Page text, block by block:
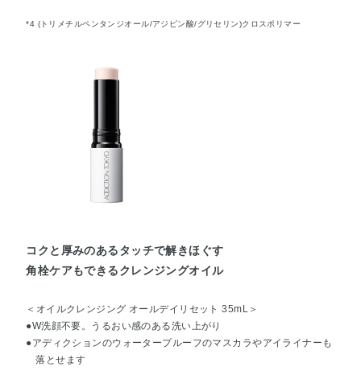
*4 (トリメチルペンタンジオール/アジピン酸/グリセリン)クロスポリマー
コクと厚みのあるタッチで解きほぐす
角栓ケアもできるクレンジングオイル
＜オイルクレンジング オールデイリセット 35mL＞
●W洗顔不要。うるおい感のある洗い上がり
●アディクションのウォータープルーフのマスカラやアイライナーも
落とせます